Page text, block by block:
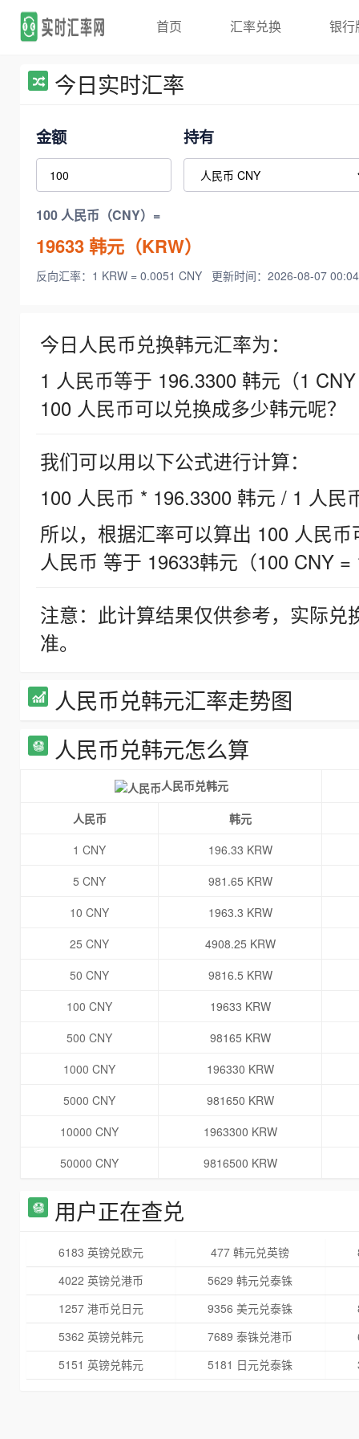
首页 汇率兑换 银行
今日实时汇率
金额 持有
100 人民币（CNY）=
19633韩元（KRW）
反向汇率：1 KRW = 0.0051 CNY 更新时间：2026-08-07
今日人民币兑换韩元汇率为：
1 人民币等于 196.3300 韩元（1
100 人民币可以兑换成多少韩元呢？
我们可以用以下公式进行计算：
100 人民币 * 196.3300 韩元 / 1 人民
所以，根据汇率可以算出 100 人民
人民币 等于 19633韩元（100 CNY =
注意：此计算结果仅供参考，实际
准。
人民币兑韩元汇率走势图
人民币兑韩元怎么算
人民币兑韩元
人民币
韩元
1 CNY
196.33 KRW
5 CNY
981.65 KRW
10 CNY
1963.3 KRW
25 CNY
4908.25 KRW
50 CNY
9816.5 KRW
100 CNY
19633 KRW
500 CNY
98165 KRW
1000 CNY
196330 KRW
5000 CNY
981650 KRW
10000 CNY
1963300 KRW
50000 CNY
9816500 KRW
用户正在查兑
6183 英镑兑欧元 477 韩元兑英镑
4022 英镑兑港币
5629 韩元兑泰铢
1257 港币兑日元
9356 美元兑泰铢
5362 英镑兑韩元
7689 泰铢兑港币
5151 英镑兑韩元
5181 日元兑泰铢